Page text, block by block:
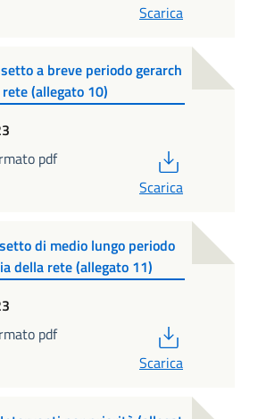
Scarica
a breve periodo gerarch
(allegato 10)
pdf
Scarica
di medio lungo periodo
della rete (allegato 11)
pdf
Scarica